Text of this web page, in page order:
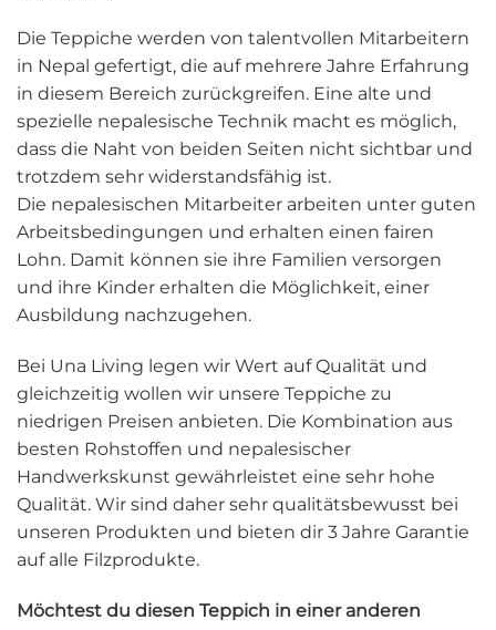
Die Teppiche werden von talentvollen Mitarbeitern
in Nepal gefertigt, die auf mehrere Jahre Erfahrung
in diesem Bereich zurückgreifen. Eine alte und
spezielle nepalesische Technik macht es möglich,
dass die Naht von beiden Seiten nicht sichtbar und
trotzdem sehr widerstandsfähig ist.
Die nepalesischen Mitarbeiter arbeiten unter guten
Arbeitsbedingungen und erhalten einen fairen
Lohn. Damit können sie ihre Familien versorgen
und ihre Kinder erhalten die Möglichkeit, einer
Ausbildung nachzugehen.
Bei Una Living legen wir Wert auf Qualität und
gleichzeitig wollen wir unsere Teppiche zu
niedrigen Preisen anbieten. Die Kombination aus
besten Rohstoffen und nepalesischer
Handwerkskunst gewährleistet eine sehr hohe
Qualität. Wir sind daher sehr qualitätsbewusst bei
unseren Produkten und bieten dir 3 Jahre Garantie
auf alle Filzprodukte.
Möchtest du diesen Teppich in einer anderen